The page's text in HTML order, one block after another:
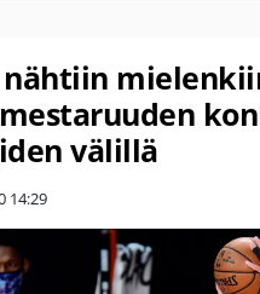
nähtiin
välillä
14:29